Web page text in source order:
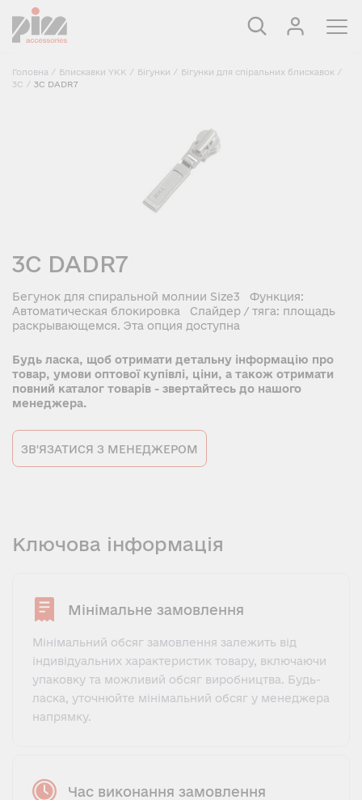
Головна / Блискавки YKK / Бігунки / Бігунки для спіральних блискавок /
3C / 3C DADR7
3C DADR7
Бегунок для спиральной молнии Size3 Функция:
Автоматическая блокировка Слайдер / тяга: площадь
раскрывающемся. Эта опция доступна
Будь ласка, щоб отримати детальну інформацію про
товар, умови оптової купівлі, ціни, а також отримати
повний каталог товарів - звертайтесь до нашого
менеджера.
ЗВ'ЯЗАТИСЯ З МЕНЕДЖЕРОМ
Ключова інформація
Мінімальне замовлення
Мінімальний обсяг замовлення залежить від
індивідуальних характеристик товару, включаючи
упаковку та можливий обсяг виробництва. Будь-
ласка, уточнюйте мінімальний обсяг у менеджера
напрямку.
Час виконання замовлення